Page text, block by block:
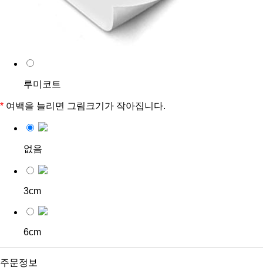
루미코트
* 여백을 늘리면 그림크기가 작아집니다.
없음
3cm
6cm
주문정보